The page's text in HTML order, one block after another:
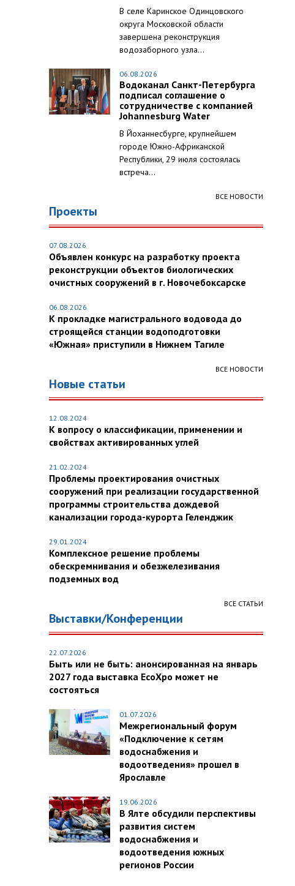
В селе Каринское Одинцовского
округа Московской области
завершена реконструкция
водозаборного узла...
06.08.2026
Водоканал Санкт-Петербурга
подписал соглашение о
сотрудничестве с компанией
Johannesburg Water
В Йоханнесбурге, крупнейшем
городе Южно-Африканской
Республики, 29 июля состоялась
встреча...
ВСЕ НОВОСТИ
Проекты
07.08.2026
Объявлен конкурс на разработку проекта
реконструкции объектов биологических
очистных сооружений в г. Новочебоксарске
06.08.2026
К прокладке магистрального водовода до
строящейся станции водоподготовки
«Южная» приступили в Нижнем Тагиле
ВСЕ НОВОСТИ
Новые статьи
12.08.2024
К вопросу о классификации, применении и
свойствах активированных углей
21.02.2024
Проблемы проектирования очистных
сооружений при реализации государственной
программы строительства дождевой
канализации города-курорта Геленджик
29.01.2024
Комплексное решение проблемы
обескремнивания и обезжелезивания
подземных вод
ВСЕ СТАТЬИ
Выставки/Конференции
22.07.2026
Быть или не быть: анонсированная на январь
2027 года выставка EcoXpo может не
состояться
01.07.2026
Межрегиональный форум
«Подключение к сетям
водоснабжения и
водоотведения» прошел в
Ярославле
19.06.2026
В Ялте обсудили перспективы
развития систем
водоснабжения и
водоотведения южных
регионов России